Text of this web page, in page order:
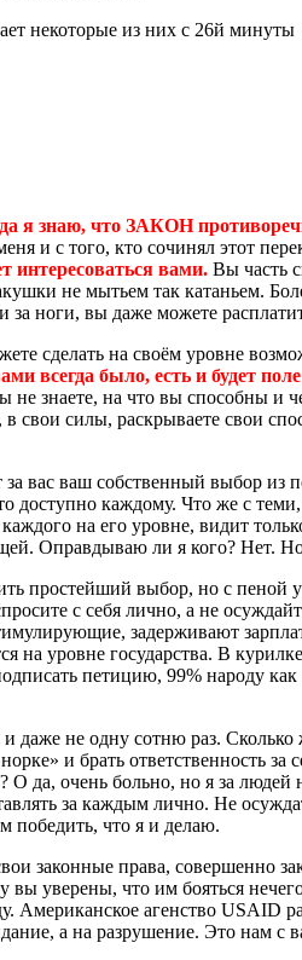
из них с 26й минуты
я знаю, что ЗАКОН
и с того, кто сочинял этот
интересоваться вами. Вы часть
не мытьем так катаньем.
ноги, вы даже можете
сделать на своём уровне
всегда было, есть и будет
не знаете, на что вы способны
в свои силы, раскрываете свои
вас ваш собственный выбор
доступно каждому. Что же с
на его уровне, видит
Оправдываю ли я кого? Нет.
простейший выбор, но с пеной
с себя лично, а не
задерживают
на уровне государства. В
петицию, 99% народу
даже не одну сотню раз.
и брать ответственность
О да, очень больно, но я за
за каждым лично. Не
победить, что я и делаю.
законные права,
уверены, что им бояться
Американское агенство USAID
а на разрушение. Это нам